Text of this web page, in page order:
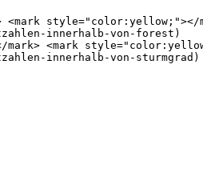
innerhalb-von-forest)
<mark
innerhalb-von-sturmgrad)